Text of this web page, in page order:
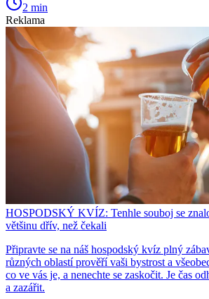
2 min
Reklama
HOSPODSKÝ KVÍZ: Tenhle souboj se
většinu dřív, než čekali
Připravte se na náš hospodský kvíz plný
různých oblastí prověří vaši bystrost a
co ve vás je, a nenechte se zaskočit. Je čas
a zazářit.